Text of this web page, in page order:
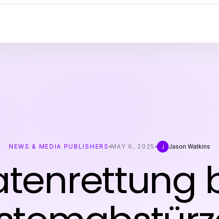
NEWS & MEDIA PUBLISHERS MAY 6, 2025 J Jason Watkins